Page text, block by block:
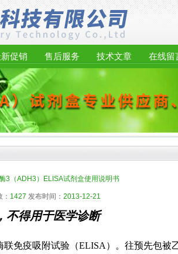
促销 售后服务 技术文章 在线留
3（ADH3）ELISA试剂盒使用说明书
1427 发布时间： 2013-12-21
不得用于医学诊断
联免疫吸附试验（ELISA ）。往预先包被